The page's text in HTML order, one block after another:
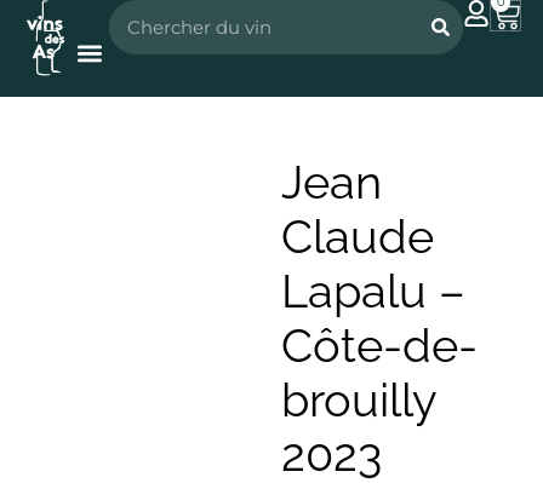
Jean
Claude
Lapalu –
Côte-de-
brouilly
2023